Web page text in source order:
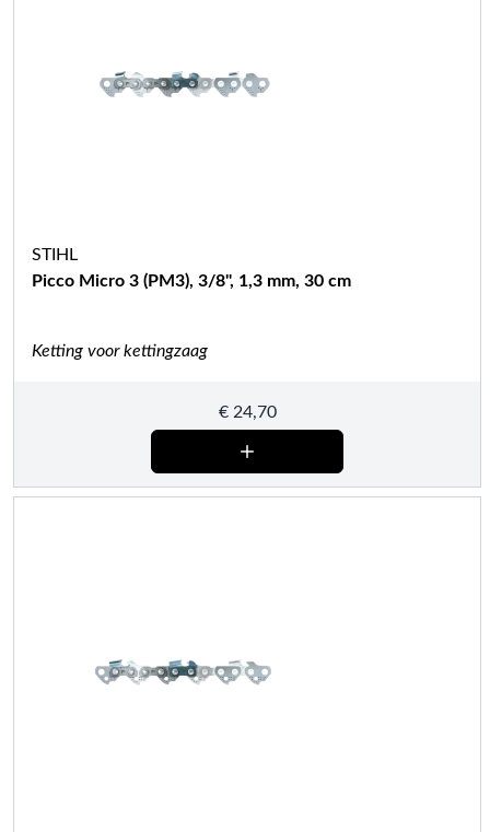
STIHL
Picco Micro 3 (PM3), 3/8", 1,3 mm, 30 cm
Ketting voor kettingzaag
€24,70